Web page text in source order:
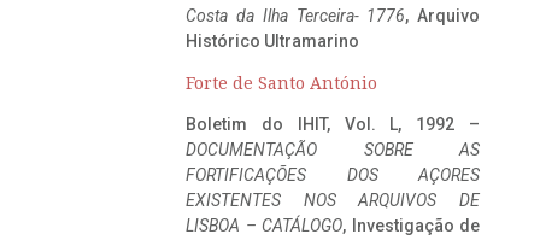
Costa da Ilha Terceira- 1776, Arquivo
Histórico Ultramarino
Forte de Santo António
Boletim do IHIT, Vol. L, 1992 –
DOCUMENTAÇÃO SOBRE AS
FORTIFICAÇÕES DOS AÇORES
EXISTENTES NOS ARQUIVOS DE
LISBOA – CATÁLOGO, Investigação de